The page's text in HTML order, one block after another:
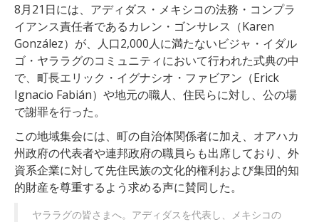
8月21日には、アディダス・メキシコの法務・コンプラ
イアンス責任者であるカレン・ゴンサレス（Karen
González）が、人口2,000人に満たないビジャ・イダル
ゴ・ヤララグのコミュニティにおいて行われた式典の中
で、町長エリック・イグナシオ・ファビアン（Erick
Ignacio Fabián）や地元の職人、住民らに対し、公の場
で謝罪を行った。
この地域集会には、町の自治体関係者に加え、オアハカ
州政府の代表者や連邦政府の職員らも出席しており、外
資系企業に対して先住民族の文化的権利および集団的知
的財産を尊重するよう求める声に賛同した。
ヤララグの皆さまへ。アディダスを代表し、メキシコの